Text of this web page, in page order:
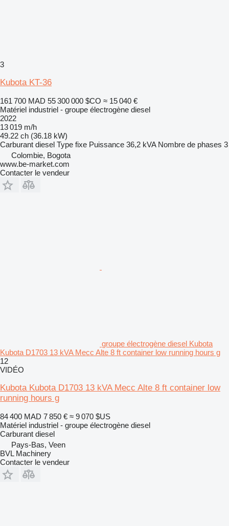
3
Kubota KT-36
161 700 MAD 55 300 000 $CO ≈ 15 040 €
Matériel industriel - groupe électrogène diesel
2022
13 019 m/h
49.22 ch (36.18 kW)
Carburant diesel Type fixe Puissance 36,2 kVA Nombre de phases 3
Colombie, Bogota
www.be-market.com
Contacter le vendeur
groupe électrogène diesel Kubota
Kubota D1703 13 kVA Mecc Alte 8 ft container low running hours g
12
VIDÉO
Kubota Kubota D1703 13 kVA Mecc Alte 8 ft container low
running hours g
84 400 MAD 7 850 € ≈ 9 070 $US
Matériel industriel - groupe électrogène diesel
Carburant diesel
Pays-Bas, Veen
BVL Machinery
Contacter le vendeur